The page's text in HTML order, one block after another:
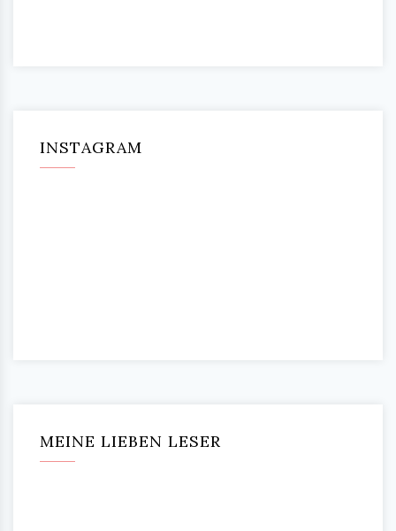
INSTAGRAM
MEINE LIEBEN LESER